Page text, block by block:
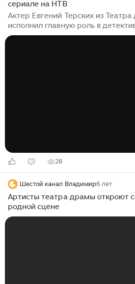
сериале на НТВ
Актер Евгений Терских из
исполнил главную роль в
«Леший» (16+), который
28
Шестой канал Владимир6 лет
Артисты театра драмы откроют
родной сцене